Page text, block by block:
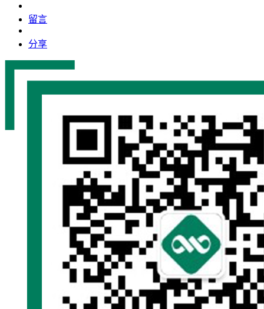
留言
分享